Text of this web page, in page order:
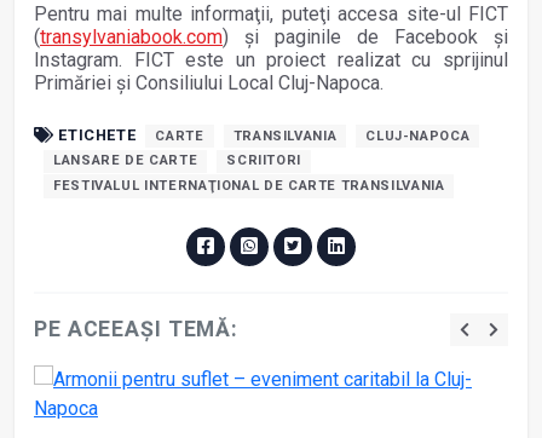
Pentru mai multe informaţii, puteţi accesa site-ul FICT
(transylvaniabook.com) şi paginile de Facebook şi
Instagram. FICT este un proiect realizat cu sprijinul
Primăriei şi Consiliului Local Cluj-Napoca.
ETICHETE CARTE TRANSILVANIA
CLUJ-NAPOCA
LANSARE DE CARTE
SCRIITORI
FESTIVALUL INTERNAŢIONAL DE CARTE TRANSILVANIA
PE ACEEAȘI TEMĂ: